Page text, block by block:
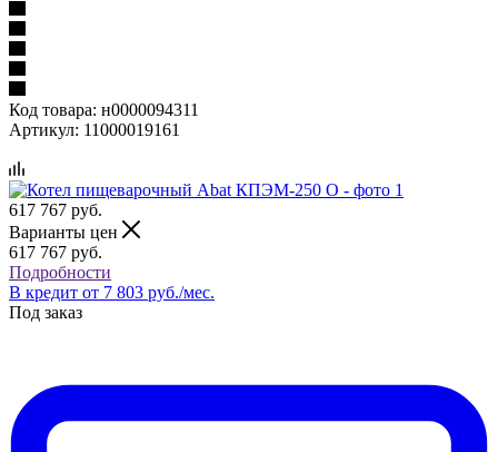
Код товара: н0000094311
Артикул: 11000019161
617 767 руб.
Варианты цен
617 767 руб.
Подробности
В кредит от 7 803 руб./мес.
Под заказ